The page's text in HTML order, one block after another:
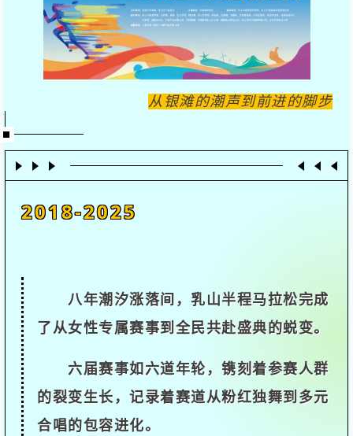
从银滩的潮声到前进的脚步
2018-2025
八年潮汐涨落间，乳山半程马拉松完成
了从女性专属赛事到全民共赴盛典的蜕变。
六届赛事如六道年轮，镌刻着参赛人群
的裂变生长，记录着赛道从粉红独舞到多元
合唱的包容进化。